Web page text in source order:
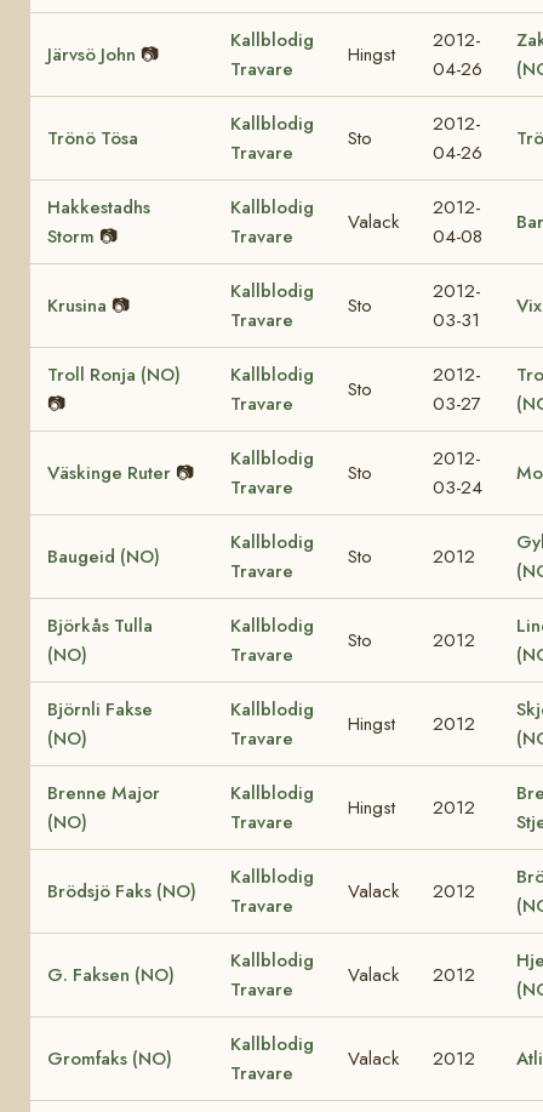
Järvsö John 📷
Kallblodig
Travare
Hingst
2012-
04-26
Trönö Tösa
Kallblodig
Travare
Sto
2012-
04-26
Hakkestadhs
Storm 📷
Kallblodig
Travare
Valack
2012-
04-08
Krusina 📷
Kallblodig
Travare
Sto
2012-
03-31
Troll Ronja (NO)
📷
Kallblodig
Travare
Sto
2012-
03-27
Väskinge Ruter 📷
Kallblodig
Travare
Sto
2012-
03-24
Baugeid (NO)
Kallblodig
Travare
Sto 2012
Björkås Tulla
(NO)
Kallblodig
Travare
Sto 2012
Björnli Fakse
(NO)
Kallblodig
Travare
Hingst 2012
Brenne Major
(NO)
Kallblodig
Travare
Hingst 2012
Brödsjö Faks (NO)
Kallblodig
Travare
Valack 2012
G. Faksen (NO)
Kallblodig
Travare
Valack 2012
Gromfaks (NO)
Kallblodig
Travare
Valack 2012